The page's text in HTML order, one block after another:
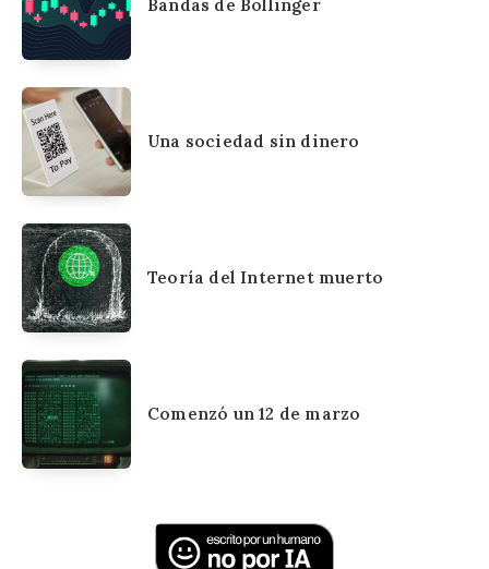
Bandas de Bollinger
Una sociedad sin dinero
Teoría del Internet muerto
Comenzó un 12 de marzo